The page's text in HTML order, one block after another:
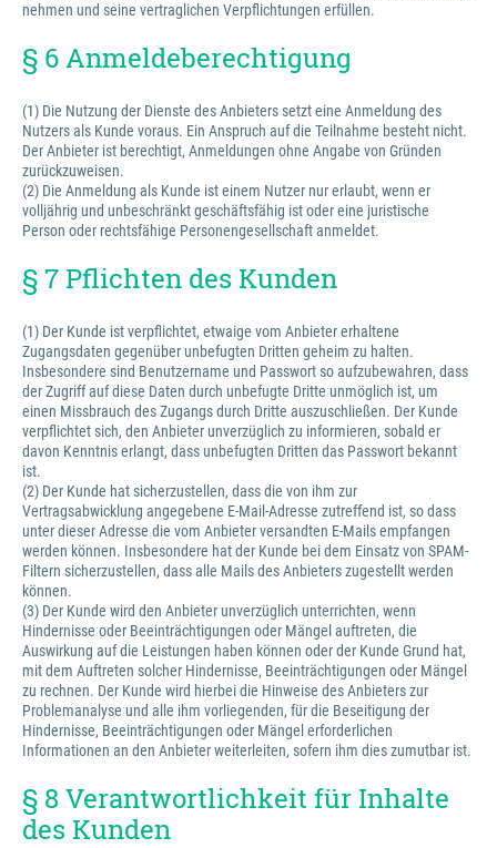
nehmen und seine vertraglichen Verpflichtungen erfüllen.
§ 6 Anmeldeberechtigung
(1) Die Nutzung der Dienste des Anbieters setzt eine Anmeldung des
Nutzers als Kunde voraus. Ein Anspruch auf die Teilnahme besteht nicht.
Der Anbieter ist berechtigt, Anmeldungen ohne Angabe von Gründen
zurückzuweisen.
(2) Die Anmeldung als Kunde ist einem Nutzer nur erlaubt, wenn er
volljährig und unbeschränkt geschäftsfähig ist oder eine juristische
Person oder rechtsfähige Personengesellschaft anmeldet.
§ 7 Pflichten des Kunden
(1) Der Kunde ist verpflichtet, etwaige vom Anbieter erhaltene
Zugangsdaten gegenüber unbefugten Dritten geheim zu halten.
Insbesondere sind Benutzername und Passwort so aufzubewahren, dass
der Zugriff auf diese Daten durch unbefugte Dritte unmöglich ist, um
einen Missbrauch des Zugangs durch Dritte auszuschließen. Der Kunde
verpflichtet sich, den Anbieter unverzüglich zu informieren, sobald er
davon Kenntnis erlangt, dass unbefugten Dritten das Passwort bekannt
ist.
(2) Der Kunde hat sicherzustellen, dass die von ihm zur
Vertragsabwicklung angegebene E-Mail-Adresse zutreffend ist, so dass
unter dieser Adresse die vom Anbieter versandten E-Mails empfangen
werden können. Insbesondere hat der Kunde bei dem Einsatz von SPAM-
Filtern sicherzustellen, dass alle Mails des Anbieters zugestellt werden
können.
(3) Der Kunde wird den Anbieter unverzüglich unterrichten, wenn
Hindernisse oder Beeinträchtigungen oder Mängel auftreten, die
Auswirkung auf die Leistungen haben können oder der Kunde Grund hat,
mit dem Auftreten solcher Hindernisse, Beeinträchtigungen oder Mängel
zu rechnen. Der Kunde wird hierbei die Hinweise des Anbieters zur
Problemanalyse und alle ihm vorliegenden, für die Beseitigung der
Hindernisse, Beeinträchtigungen oder Mängel erforderlichen
Informationen an den Anbieter weiterleiten, sofern ihm dies zumutbar ist.
§ 8 Verantwortlichkeit für Inhalte
des Kunden